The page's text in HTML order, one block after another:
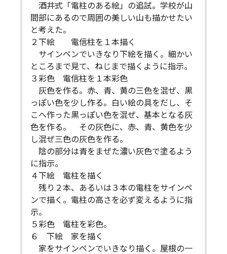
酒井式「電柱のある絵」の追試。学校が山
間部にあるので周囲の美しい山も描かせたい
と考えた。
２下絵 電信柱を１本描く
サインペンでいきなり下絵を描く。細かい
ところまで見て、ねじまで描くように指示。
３彩色 電信柱を１本彩色
灰色を作る。赤、青、黄の三色を混ぜ、黒
っぽい色を少し作る。白い絵の具をだし、そ
こへ作った黒っぽい色を混ぜ、基本となる灰
色を作る。 その灰色に、赤、青、黄色を少
し混ぜ三色の灰色を作る。
陰の部分は青をまぜた濃い灰色で塗るよう
に指示。
４下絵 電柱を描く
残り２本、あるいは３本の電柱をサインペ
ンで描く。電柱の高さを必ず変えるように指
示。
５彩色 電柱を彩色。
６ 下絵 家を描く
家をサインペンでいきなり描く。屋根の一